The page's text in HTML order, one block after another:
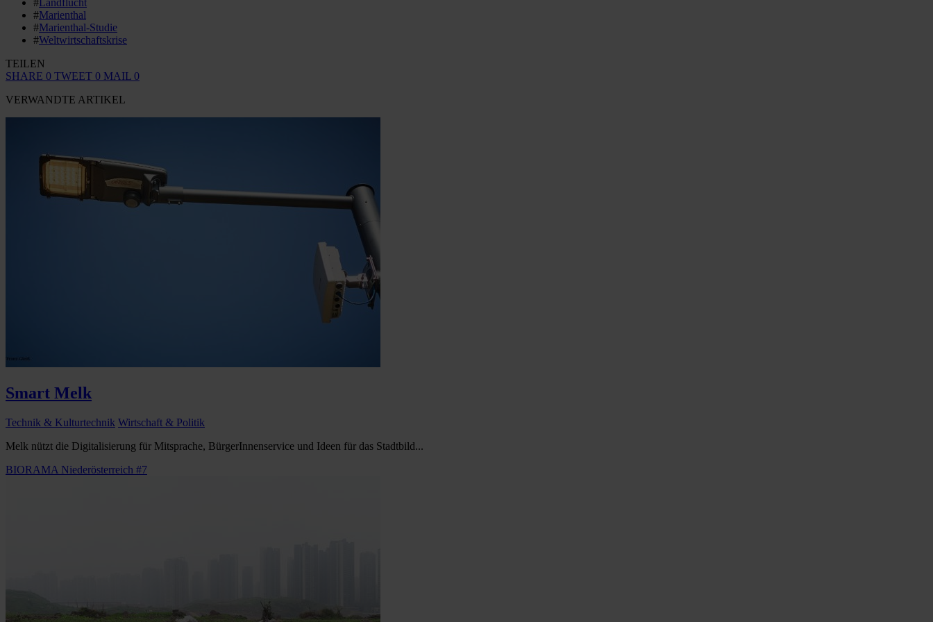
#Landflucht
#Marienthal
#Marienthal-Studie
#Weltwirtschaftskrise
TEILEN
SHARE 0 TWEET 0 MAIL 0
VERWANDTE ARTIKEL
Smart Melk
Technik & Kulturtechnik Wirtschaft & Politik
Melk nützt die Digitalisierung für Mitsprache, BürgerInnenservice und Ideen für das Stadtbild...
BIORAMA Niederösterreich #7